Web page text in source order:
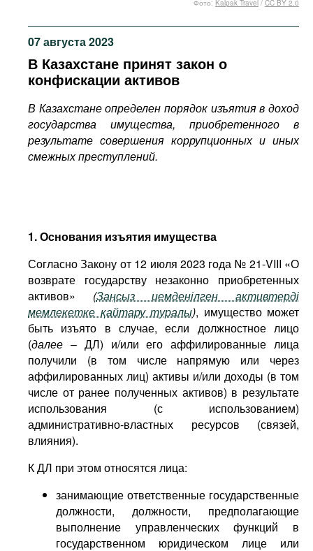
Подкасты
Книжная полка
07 августа 2023
В Казахстане принят закон о
конфискации активов
В Казахстане определен порядок изъятия в доход
государства имущества, приобретенного в
результате совершения коррупционных и иных
смежных преступлений.
Фото: Kalpak Travel / CC BY 2.0
1. Основания изъятия имущества
Согласно Закону от 12 июля 2023 года № 21-VIII «О
возврате государству незаконно приобретенных
активов» (Заңсыз иемденілген активтерді
мемлекетке қайтару туралы), имущество может
быть изъято в случае, если должностное лицо
(далее – ДЛ) и/или его аффилированные лица
получили (в том числе напрямую или через
аффилированных лиц) активы и/или доходы (в том
числе от ранее полученных активов) в результате
использования (с использованием)
административно-властных ресурсов (связей,
влияния).
К ДЛ при этом относятся лица:
занимающие ответственные государственные
должности, должности, предполагающие
выполнение управленческих функций в
государственном юридическом лице или